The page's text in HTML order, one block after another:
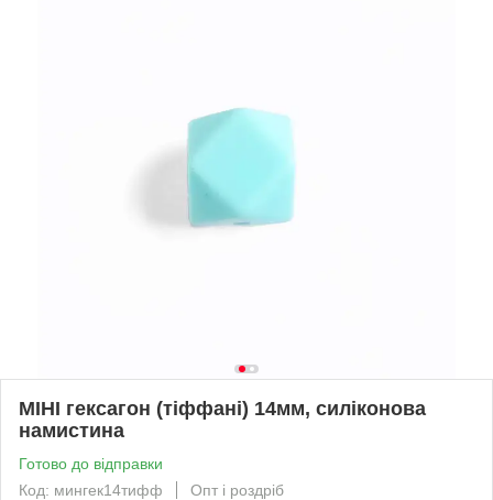
МІНІ гексагон (тіффані) 14мм, силіконова
намистина
Готово до відправки
Код: мингек14тифф
Опт і роздріб